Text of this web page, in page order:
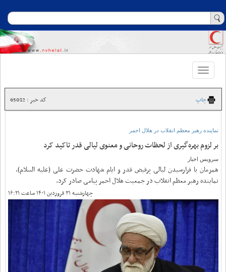
Toggle
navigation
چاپ کد خبر : 65012
نماینده رهبر معظم انقلاب در هلال احمر
بر لزوم بهره‌گیری از لحظات روحانی و معنوی لیالی قدر تاکید کرد
سرویس اخبار
همزمان با فرارسیدن لیالی پرفیض قدر و ایام شهادت حضرت علی (علیه السلام)،
نماینده رهبر معظم انقلاب در جمعیت هلال احمر پیامی صادر کرد.
چهارشنبه ۳۱ فروردین ۱۴۰۱ ساعت ۱۶:۲۱